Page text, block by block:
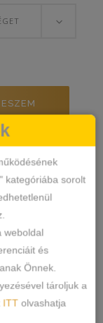
kategóriába sorolt
weboldal
és
Önnek.
tároljuk a
ITT olvashatja